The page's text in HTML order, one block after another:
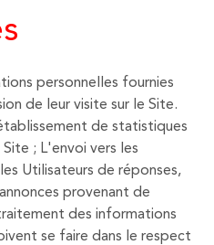
personnelles fournies
de leur visite sur le Site.
de statistiques
; L'envoi vers les
Utilisateurs de réponses,
provenant de
des informations
se faire dans le respect